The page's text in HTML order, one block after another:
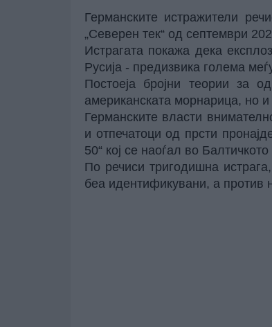
Германските истражители
„Северен тек“ од септември
Истрагата покажа дека
Русија - предизвика голема
Постоеја бројни теории за
американската морнарица, но
Германските власти
и отпечатоци од прсти
50“ кој се наоѓал во
По речиси тригодишна
беа идентификувани, а против